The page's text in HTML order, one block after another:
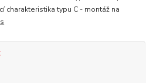
charakteristika typu C - montáž na